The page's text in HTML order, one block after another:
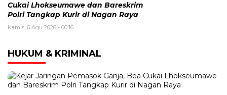
Cukai Lhokseumawe dan Bareskrim
Polri Tangkap Kurir di Nagan Raya
Kamis, 6 Agu 2026 - 00:16
HUKUM & KRIMINAL